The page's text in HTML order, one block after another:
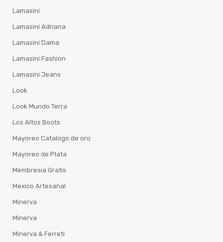
Lamasini
Lamasini Adriana
Lamasini Dama
Lamasini Fashion
Lamasini Jeans
Look
Look Mundo Terra
Los Altos Boots
Mayoreo Catalogo de oro
Mayoreo de Plata
Membresia Gratis
Mexico Artesanal
Minerva
Minerva
Minerva & Ferreti